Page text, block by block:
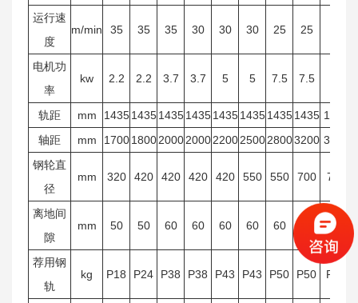
运行速
度
m/min 35 35 35 30 30 30 25 25
电机功
率
kw 2.2 2.2 3.7 3.7 5 5 7.5 7.5
轨距 mm 1435 1435 1435 1435 1435 1435 1435 1435 1435
轴距
mm 1700 1800 2000 2000 2200 2500 28003200 3600
钢轮直
径
mm 320 420 420 420 420 550 550 700 700
离地间
隙
mm 50 50 60 60 60 60 60 60
荐用钢
轨
kg P18 P24 P38 P38 P43 P43 P50 P50 P50